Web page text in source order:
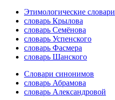
Этимологические словари
словарь Крылова
словарь Семёнова
словарь Успенского
словарь Фасмера
словарь Шанского
Словари синонимов
словарь Абрамова
словарь Александровой